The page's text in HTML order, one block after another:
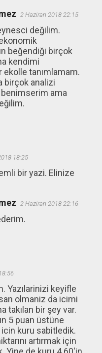
2 Haziran 2018 22:15
değilim.
beğendiği birçok
kendimi
ekolle tanımlamam.
birçok analizi
ama
18:25
bir yazi. Elinize
2 Haziran 2018 22:16
Yazılarinizi keyifle
olmaniz da icimi
takılan bir şey var.
5 puan üstüne
kuru sabitledik.
artırmak için